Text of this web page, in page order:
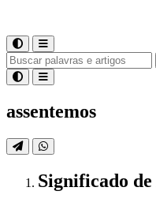
assentemos
Significado de